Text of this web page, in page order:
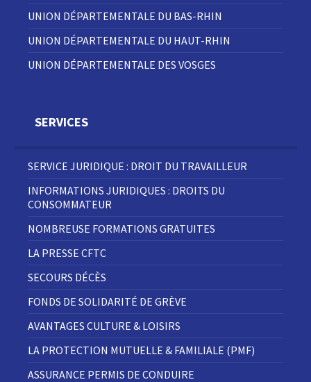
UNION DÉPARTEMENTALE DU BAS-RHIN
UNION DÉPARTEMENTALE DU HAUT-RHIN
UNION DÉPARTEMENTALE DES VOSGES
SERVICES
SERVICE JURIDIQUE : DROIT DU TRAVAILLEUR
INFORMATIONS JURIDIQUES : DROITS DU
CONSOMMATEUR
NOMBREUSE FORMATIONS GRATUITES
LA PRESSE CFTC
SECOURS DÉCÈS
FONDS DE SOLIDARITÉ DE GRÈVE
AVANTAGES CULTURE & LOISIRS
LA PROTECTION MUTUELLE & FAMILIALE (PMF)
ASSURANCE PERMIS DE CONDUIRE